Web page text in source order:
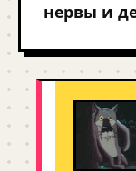
нервы и